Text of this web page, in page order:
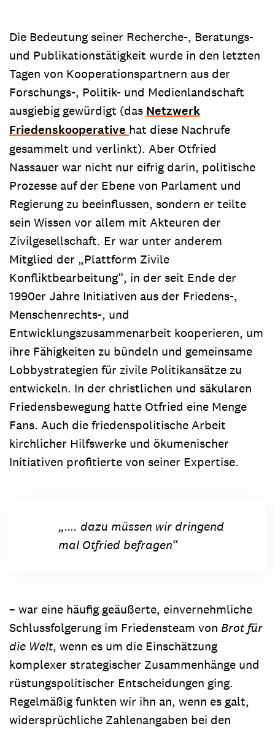
Die Bedeutung seiner Recherche-, Beratungs-
und Publikationstätigkeit wurde in den letzten
Tagen von Kooperationspartnern aus der
Forschungs-, Politik- und Medienlandschaft
ausgiebig gewürdigt (das Netzwerk
Friedenskooperative hat diese Nachrufe
gesammelt und verlinkt). Aber Otfried
Nassauer war nicht nur eifrig darin, politische
Prozesse auf der Ebene von Parlament und
Regierung zu beeinflussen, sondern er teilte
sein Wissen vor allem mit Akteuren der
Zivilgesellschaft. Er war unter anderem
Mitglied der „Plattform Zivile
Konfliktbearbeitung“, in der seit Ende der
1990er Jahre Initiativen aus der Friedens-,
Menschenrechts-, und
Entwicklungszusammenarbeit kooperieren, um
ihre Fähigkeiten zu bündeln und gemeinsame
Lobbystrategien für zivile Politikansätze zu
entwickeln. In der christlichen und säkularen
Friedensbewegung hatte Otfried eine Menge
Fans. Auch die friedenspolitische Arbeit
kirchlicher Hilfswerke und ökumenischer
Initiativen profitierte von seiner Expertise.
„…. dazu müssen wir dringend
mal Otfried befragen“
– war eine häufig geäußerte, einvernehmliche
Schlussfolgerung im Friedensteam von Brot für
die Welt, wenn es um die Einschätzung
komplexer strategischer Zusammenhänge und
rüstungspolitischer Entscheidungen ging.
Regelmäßig funkten wir ihn an, wenn es galt,
widersprüchliche Zahlenangaben bei den